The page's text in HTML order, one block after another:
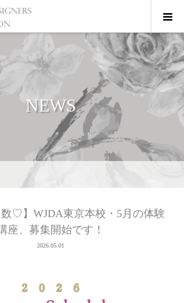
NEWS
数♡】WJDA東京本校・5月の体験
座、募集開始です！
2026.05.01